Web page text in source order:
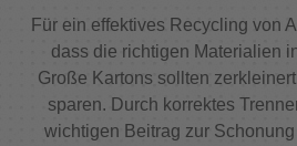
Für ein effektives Recycling von
dass die richtigen Materialien
Große Kartons sollten
sparen. Durch korrektes
wichtigen Beitrag zur